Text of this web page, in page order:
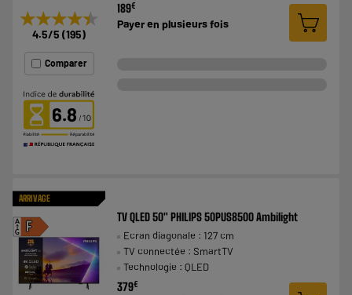
★★★★★
★★★★★
4.5/5 (195)
Comparer
6.8
189€
Payer en plusieurs fois
ARRIVAGE
F
A
G
TV QLED 50" PHILIPS 50PUS8500 Ambilight
Ecran diagonale : 127 cm
TV connectée : SmartTV
Technologie : QLED
379€